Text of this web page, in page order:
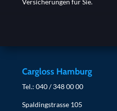
Versicherungen für Sie.
Cargloss Hamburg
Tel.: 040 / 348 00 00
Spaldingstrasse 105